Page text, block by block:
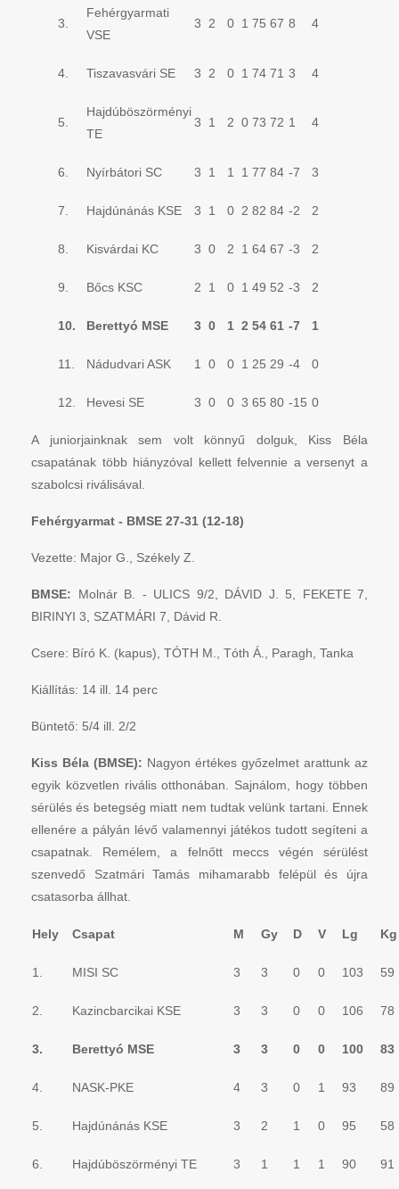
3.
Fehérgyarmati
VSE
3 2 0 1 75 67 8 4
4. Tiszavasvári SE 3 2 0 1 74 71 3 4
5.
Hajdúböszörményi
TE
3 1 2 0 73 72 1 4
6. Nyírbátori SC 3 1 1 1 77 84 -7 3
7. Hajdúnánás KSE 3 1 0 2 82 84 -2 2
8. Kisvárdai KC 3 0 2 1 64 67 -3 2
9. Bőcs KSC 2 1 0 1 49 52 -3 2
10. Berettyó MSE 3 0 1 2 54 61 -7 1
11. Nádudvari ASK 1 0 0 1 25 29 -4 0
12. Hevesi SE 3 0 0 3 65 80 -15 0
A juniorjainknak sem volt könnyű dolguk, Kiss Béla
csapatának több hiányzóval kellett felvennie a versenyt a
szabolcsi riválisával.
Fehérgyarmat - BMSE 27-31 (12-18)
Vezette: Major G., Székely Z.
BMSE: Molnár B. - ULICS 9/2, DÁVID J. 5, FEKETE 7,
BIRINYI 3, SZATMÁRI 7, Dávid R.
Csere: Bíró K. (kapus), TÓTH M., Tóth Á., Paragh, Tanka
Kiállítás: 14 ill. 14 perc
Büntető: 5/4 ill. 2/2
Kiss Béla (BMSE): Nagyon értékes győzelmet arattunk az
egyik közvetlen rivális otthonában. Sajnálom, hogy többen
sérülés és betegség miatt nem tudtak velünk tartani. Ennek
ellenére a pályán lévő valamennyi játékos tudott segíteni a
csapatnak. Remélem, a felnőtt meccs végén sérülést
szenvedő Szatmári Tamás mihamarabb felépül és újra
csatasorba állhat.
Hely Csapat M Gy D V Lg Kg
1. MISI SC 3 3 0 0 103 59
2. Kazincbarcikai KSE 3 3 0 0 106 78
3. Berettyó MSE 3 3 0 0 100 83
4. NASK-PKE 4 3 0 1 93 89
5. Hajdúnánás KSE 3 2 1 0 95 58
6. Hajdúböszörményi TE 3 1 1 1 90 91